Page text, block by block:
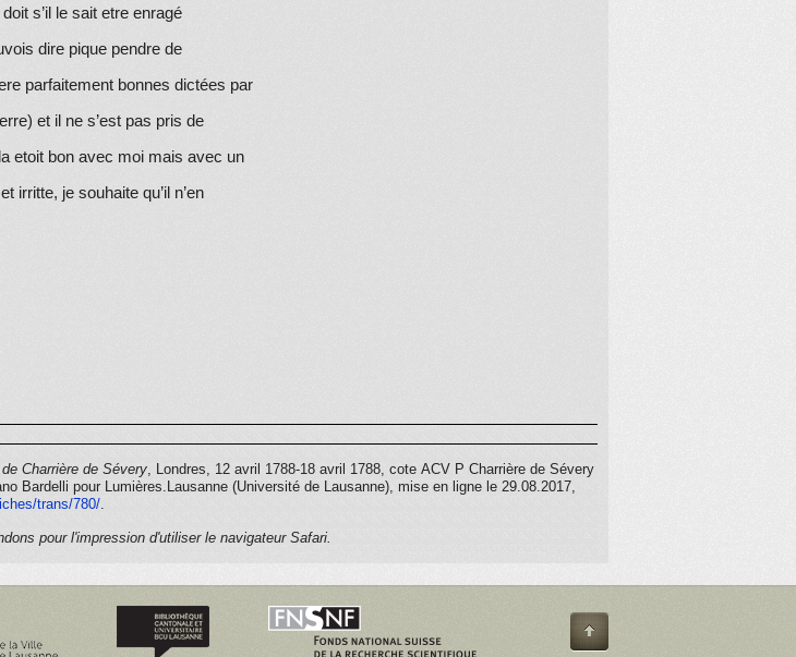
doit s’il le sait etre enragé
dire pique pendre de
parfaitement bonnes dictées par
et il ne s’est pas pris de
etoit bon avec moi mais avec un
irritte, je souhaite qu’il n’en
jour a Neptune
je lui dit en Anglois He is
pensse a lui que c’etoit
l’effet, il auroit falu
je sais qu’il a refusé d’aller
Charrière de Sévery, Londres, 12 avril 1788-18 avril 1788, cote ACV P Charrière de Sévery
Bardelli pour Lumières.Lausanne (Université de Lausanne), mise en ligne le 29.08.2017,
trans/780/.
pour l'impression d'utiliser le navigateur Safari.